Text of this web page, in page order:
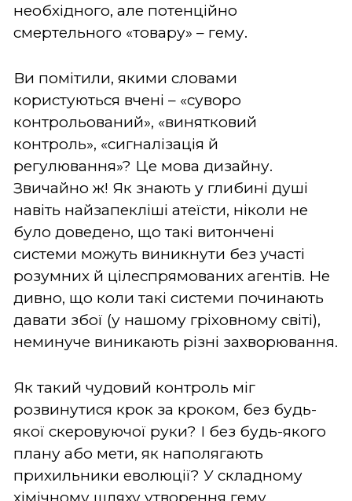
необхідного, але потенційно
смертельного «товару» – гему.
Ви помітили, якими словами
користуються вчені – «суворо
контрольований», «винятковий
контроль», «сигналізація й
регулювання»? Це мова дизайну.
Звичайно ж! Як знають у глибині душі
навіть найзапекліші атеїсти, ніколи не
було доведено, що такі витончені
системи можуть виникнути без участі
розумних й цілеспрямованих агентів. Не
дивно, що коли такі системи починають
давати збої (у нашому гріховному світі),
неминуче виникають різні захворювання.
Як такий чудовий контроль міг
розвинутися крок за кроком, без будь-
якої скеровуючої руки? І без будь-якого
плану або мети, як наполягають
прихильники еволюції? У складному